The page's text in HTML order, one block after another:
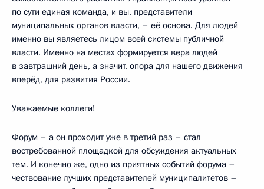
по сути единая команда, и вы, представители
муниципальных органов власти, – её основа. Для людей
именно вы являетесь лицом всей системы публичной
власти. Именно на местах формируется вера людей
в завтрашний день, а значит, опора для нашего движения
вперёд, для развития России.
Уважаемые коллеги!
Форум – а он проходит уже в третий раз – стал
востребованной площадкой для обсуждения актуальных
тем. И конечно же, одно из приятных событий форума –
чествование лучших представителей муниципалитетов –